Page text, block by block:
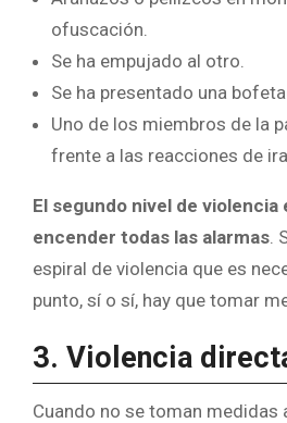
ofuscación.
Se ha empujado al otro.
Se ha presentado una
Uno de los miembros de la
frente a las reacciones de
El segundo nivel de violencia
encender todas las alarmas
espiral de violencia que es
punto, sí o sí, hay que tomar
3. Violencia
Cuando no se toman medidas